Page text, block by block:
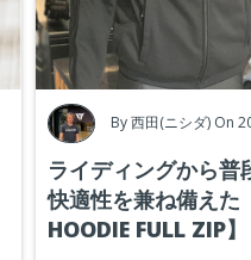
By西田(ニシダ) On
ライディングから普
快適性を兼ね備えた
HOODIE FULL ZIP】